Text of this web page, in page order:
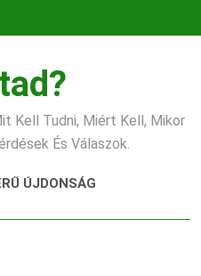
Kell Tudni, Miért Kell, Mikor
És Válaszok.
ÚJDONSÁG